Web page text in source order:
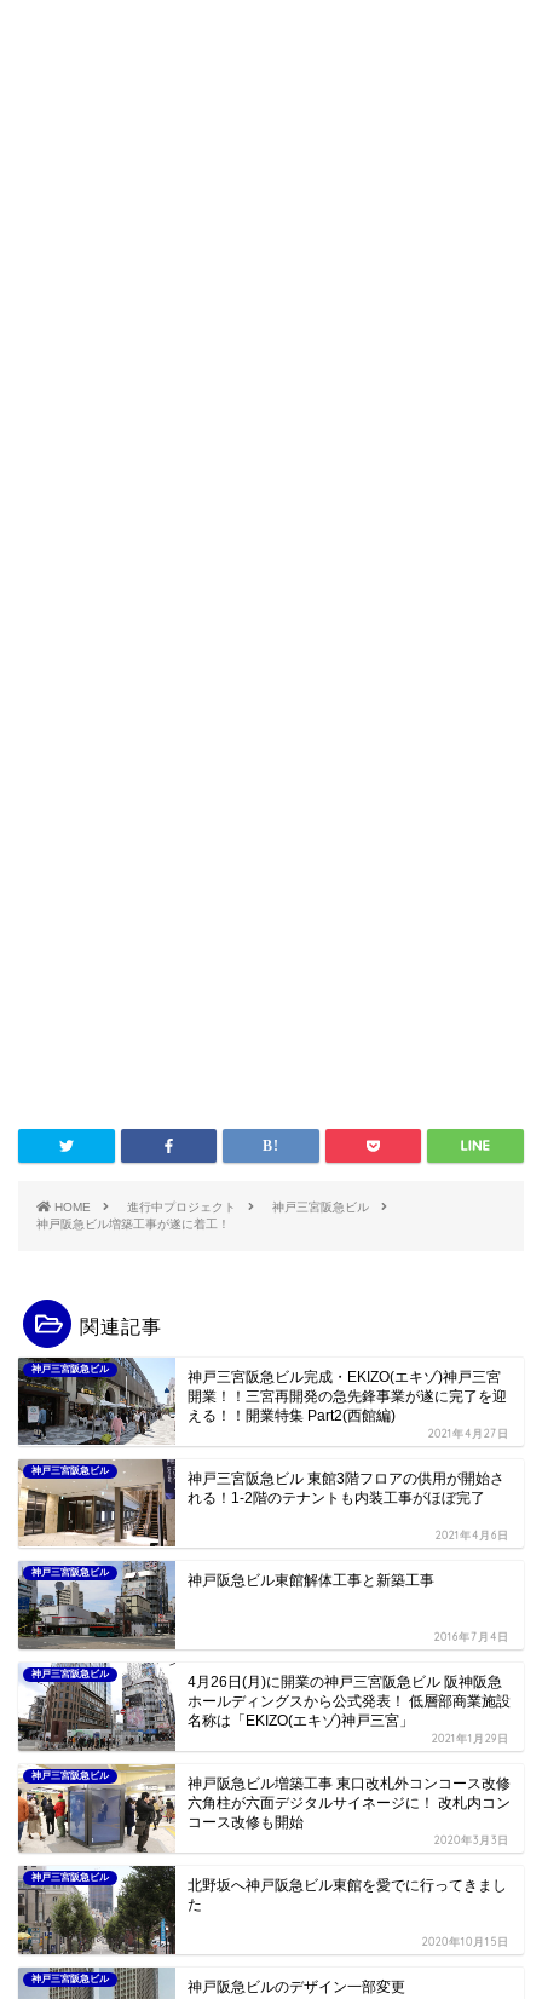
HOME 進行中プロジェクト
神戸三宮阪急ビル
神戸阪急ビル増築工事が遂に着工！
関連記事
神戸三宮阪急ビル
神戸三宮阪急ビル完成・EKIZO(エキゾ)神戸三宮
開業！！三宮再開発の急先鋒事業が遂に完了を迎
える！！開業特集 Part2(西館編)
2021年4月27日
神戸三宮阪急ビル
神戸三宮阪急ビル 東館3階フロアの供用が開始さ
れる！1-2階のテナントも内装工事がほぼ完了
2021年4月6日
神戸三宮阪急ビル 神戸阪急ビル東館解体工事と新築工事
2016年7月4日
神戸三宮阪急ビル
4月26日(月)に開業の神戸三宮阪急ビル 阪神阪急
ホールディングスから公式発表！ 低層部商業施設
名称は「EKIZO(エキゾ)神戸三宮」
2021年1月29日
神戸三宮阪急ビル
神戸阪急ビル増築工事 東口改札外コンコース改修
六角柱が六面デジタルサイネージに！ 改札内コン
コース改修も開始
2020年3月3日
神戸三宮阪急ビル
北野坂へ神戸阪急ビル東館を愛でに行ってきまし
た
2020年10月15日
神戸三宮阪急ビル 神戸阪急ビルのデザイン一部変更